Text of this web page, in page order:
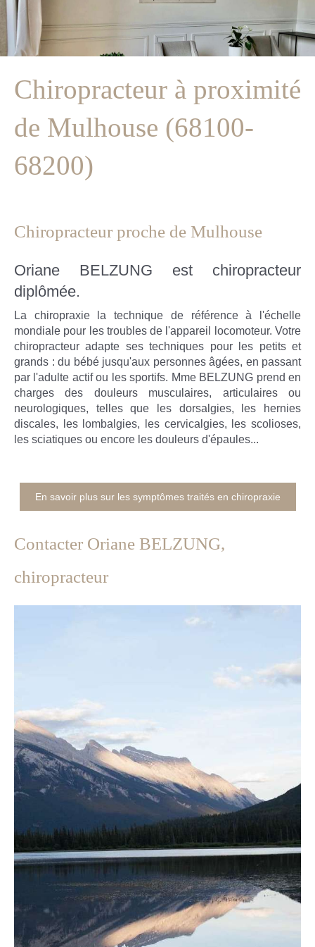
Chiropracteur à proximité
de Mulhouse (68100-
68200)
Chiropracteur proche de Mulhouse
Oriane BELZUNG est chiropracteur
diplômée.
La chiropraxie la technique de référence à l'échelle
mondiale pour les troubles de l'appareil locomoteur. Votre
chiropracteur adapte ses techniques pour les petits et
grands : du bébé jusqu'aux personnes âgées, en passant
par l'adulte actif ou les sportifs. Mme BELZUNG prend en
charges des douleurs musculaires, articulaires ou
neurologiques, telles que les dorsalgies, les hernies
discales, les lombalgies, les cervicalgies, les scolioses,
les sciatiques ou encore les douleurs d'épaules...
En savoir plus sur les symptômes traités en chiropraxie
Contacter Oriane BELZUNG,
chiropracteur